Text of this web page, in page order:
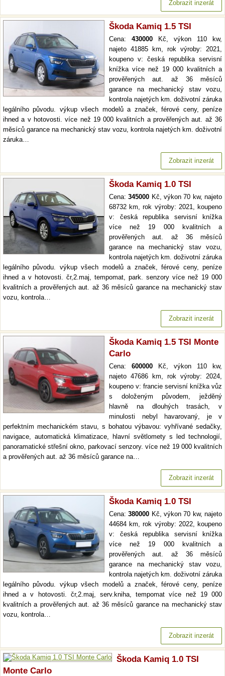
Zobrazit inzerát
Škoda Kamiq 1.5 TSI
Cena: 430000 Kč, výkon 110 kw,
najeto 41885 km, rok výroby: 2021,
koupeno v: česká republika servisní
knížka více než 19 000 kvalitních a
prověřených aut. až 36 měsíců
garance na mechanický stav vozu,
kontrola najetých km. doživotní záruka
legálního původu. výkup všech modelů a značek, férové ceny, peníze
ihned a v hotovosti. více než 19 000 kvalitních a prověřených aut. až 36
měsíců garance na mechanický stav vozu, kontrola najetých km. doživotní
záruka…
Zobrazit inzerát
Škoda Kamiq 1.0 TSI
Cena:345000 Kč, výkon 70 kw, najeto
68732 km, rok výroby: 2021, koupeno
v: česká republika servisní knížka
více než 19 000 kvalitních a
prověřených aut. až 36 měsíců
garance na mechanický stav vozu,
kontrola najetých km. doživotní záruka
legálního původu. výkup všech modelů a značek, férové ceny, peníze
ihned a v hotovosti. čr,2.maj, tempomat, park. senzory více než 19 000
kvalitních a prověřených aut. až 36 měsíců garance na mechanický stav
vozu, kontrola…
Zobrazit inzerát
Škoda Kamiq 1.5 TSI Monte
Carlo
Cena: 600000 Kč, výkon 110 kw,
najeto 47686 km, rok výroby: 2024,
koupeno v: francie servisní knížka vůz
s doloženým původem, ježděný
hlavně na dlouhých trasách, v
minulosti nebyl havarovaný, je v
perfektním mechanickém stavu, s bohatou výbavou: vyhřívané sedačky,
navigace, automatická klimatizace, hlavní světlomety s led technologií,
panoramatické střešní okno, parkovací senzory. více než 19 000 kvalitních
a prověřených aut. až 36 měsíců garance na…
Zobrazit inzerát
Škoda Kamiq 1.0 TSI
Cena:380000 Kč, výkon 70 kw, najeto
44684 km, rok výroby: 2022, koupeno
v: česká republika servisní knížka
více než 19 000 kvalitních a
prověřených aut. až 36 měsíců
garance na mechanický stav vozu,
kontrola najetých km. doživotní záruka
legálního původu. výkup všech modelů a značek, férové ceny, peníze
ihned a v hotovosti. čr,2.maj, serv.kniha, tempomat více než 19 000
kvalitních a prověřených aut. až 36 měsíců garance na mechanický stav
vozu, kontrola…
Zobrazit inzerát
Škoda Kamiq 1.0 TSI
Monte Carlo